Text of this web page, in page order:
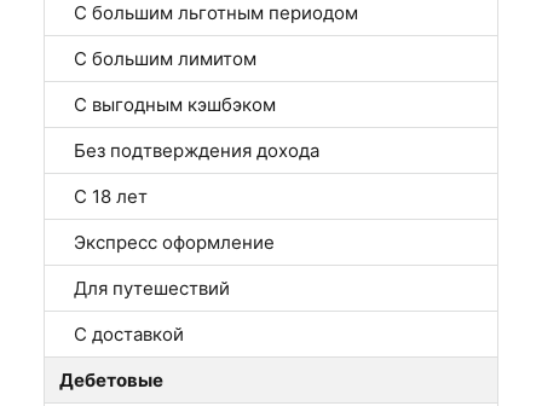
С большим льготным периодом
С большим лимитом
С выгодным кэшбэком
Без подтверждения дохода
С 18 лет
Экспресс оформление
Для путешествий
С доставкой
Дебетовые